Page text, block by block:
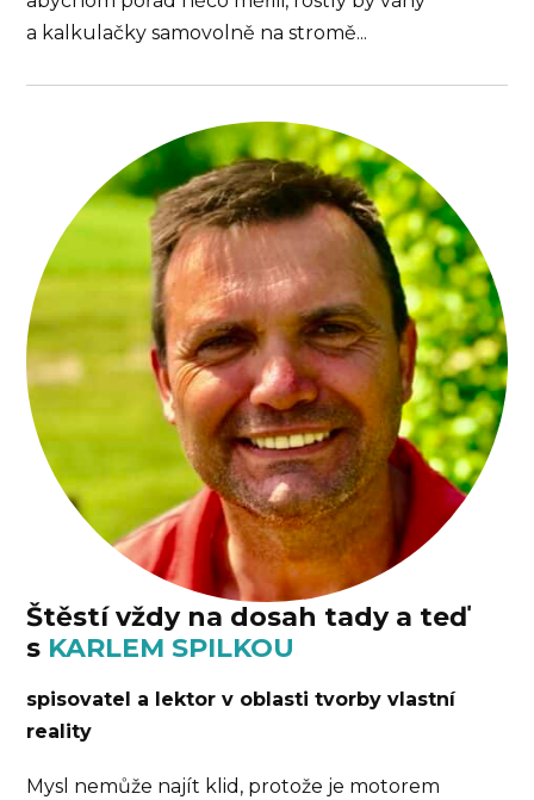
a kalkulačky samovolně na stromě...
Štěstí vždy na dosah tady a teď
s KARLEM SPILKOU
spisovatel a lektor v oblasti tvorby vlastní
reality
Mysl nemůže najít klid, protože je motorem